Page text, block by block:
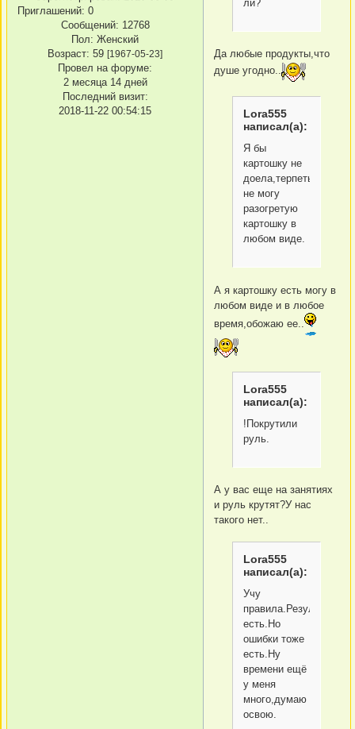
Приглашений: 0
Сообщений: 12768
Пол: Женский
Возраст: 59 [1967-05-23]
Провел на форуме:
2 месяца 14 дней
Последний визит:
2018-11-22 00:54:15
ли?
Да любые продукты,что
душе угодно..
Lora555
написал(а):
Я бы
картошку не
доела,терпеть
не могу
разогретую
картошку в
любом виде.
А я картошку есть могу в
любом виде и в любое
время,обожаю ее..
Lora555
написал(а):
!Покрутили
руль.
А у вас еще на занятиях
и руль крутят?У нас
такого нет..
Lora555
написал(а):
Учу
правила.Результаты
есть.Но
ошибки тоже
есть.Ну
времени ещё
у меня
много,думаю
освою.